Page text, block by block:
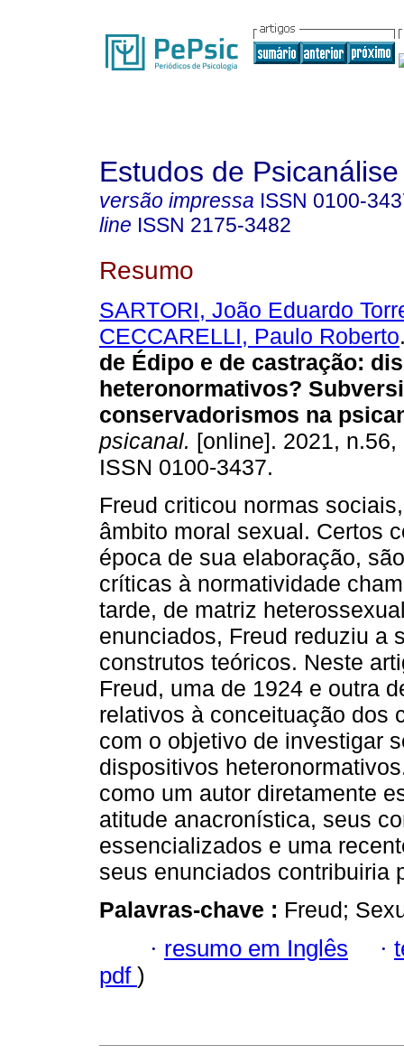
Estudos de Psicanálise
versão impressa ISSN 0100-
line ISSN 2175-3482
Resumo
SARTORI, João Eduardo
CECCARELLI, Paulo Roberto
de Édipo e de castração:
heteronormativos?
conservadorismos na
psicanal. [online]. 2021, n.56,
ISSN 0100-3437.
Freud criticou normas
âmbito moral sexual. Certos
época de sua elaboração,
críticas à normatividade
tarde, de matriz
enunciados, Freud reduziu a
construtos teóricos. Neste
Freud, uma de 1924 e outra
relativos à conceituação dos
com o objetivo de investigar
dispositivos
como um autor diretamente
atitude anacronística, seus
essencializados e uma
seus enunciados contribuiria
Palavras-chave : Freud;
· resumo em Inglês ·
pdf )